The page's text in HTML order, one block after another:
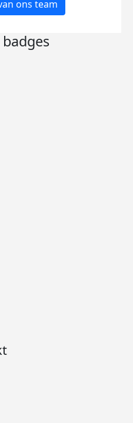
ons team
badges